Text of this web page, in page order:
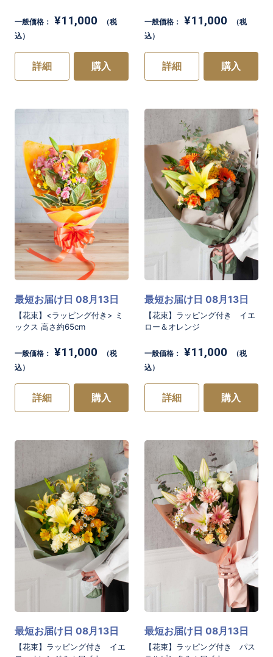
一般価格： ¥11,000
（税
込）
詳細 購入
一般価格： ¥11,000
（税
込）
詳細 購入
【花束】<ラッピング付き> ミ
ックス 高さ約65cm
最短お届け日 08月13日
一般価格： ¥11,000
（税
込）
詳細 購入
【花束】ラッピング付き イエ
ロー＆オレンジ
最短お届け日 08月13日
一般価格： ¥11,000
（税
込）
詳細 購入
【花束】ラッピング付き イエ
最短お届け日 08月13日
【花束】ラッピング付き パス
最短お届け日 08月13日